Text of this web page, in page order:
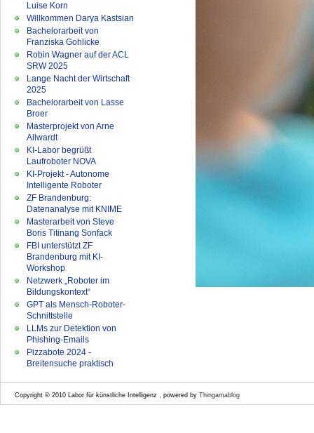
Luise Korn
Willkommen Darya Kastsian
Bachelorarbeit von
Franziska Gohlicke
Robin Wagner auf der ACL
SRW 2025
Lange Nacht der Wirtschaft
2025
Bachelorarbeit von Lasse
Broer
Masterprojekt von Arne
Allwardt
KI-Labor begrüßt
Laufroboter NOVA
KI-Projekt - Autonome
Intelligente Roboter
ZF Brandenburg:
Datenanalyse mit KNIME
Masterarbeit von Steve
Boris Titinang Sonfack
FBI unterstützt ZF
Brandenburg mit KI-
Workshop
Netzwerk „Roboter im
Bildungskontext“
GPT als Mensch-Roboter-
Schnittstelle
LLMs zur Detektion von
Phishing-Emails
Pizzabote 2024 -
Breitensuche praktisch
Copyright © 2010 Labor für künstliche Intelligenz , powered by Thingamablog